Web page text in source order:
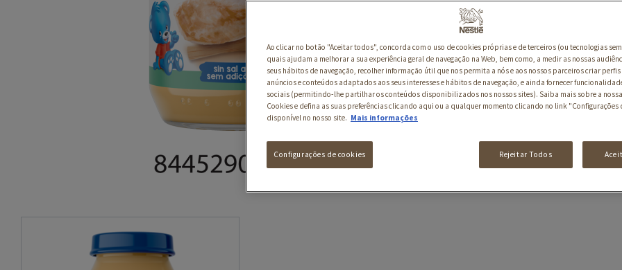
Ao clicar no botão "Aceitar todos", concorda com o uso de cookies próprias e de terceiros (ou tecnologias
quais ajudam a melhorar a sua experiência geral de navegação na Web, bem como, a medir as nossas
seus hábitos de navegação, recolher informação útil que nos permita a nós e aos nossos parceiros criar perfis
anúncios e conteúdos adaptados aos seus interesses e hábitos de navegação, e ainda fornecer
sociais (permitindo-lhe partilhar os conteúdos disponibilizados nos nossos sites). Saiba mais sobre a
Cookies e defina as suas preferências clicando aqui ou a qualquer momento clicando no link "Configurações
disponível no nosso site. Mais informações
Rejeitar Todos
Configurações de cookies